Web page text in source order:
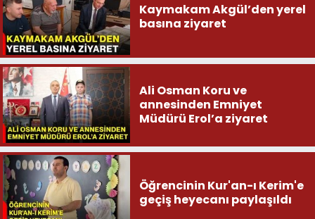
Kaymakam Akgül’den yerel
basına ziyaret
Ali Osman Koru ve
annesinden Emniyet
Müdürü Erol’a ziyaret
Öğrencinin Kur'an-ı Kerim'e
geçiş heyecanı paylaşıldı